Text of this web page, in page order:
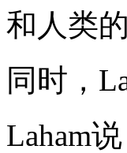
和人类
同时，
Laham